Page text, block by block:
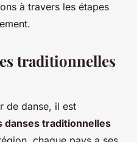
à travers les étapes
traditionnelles
de danse, il est
danses traditionnelles